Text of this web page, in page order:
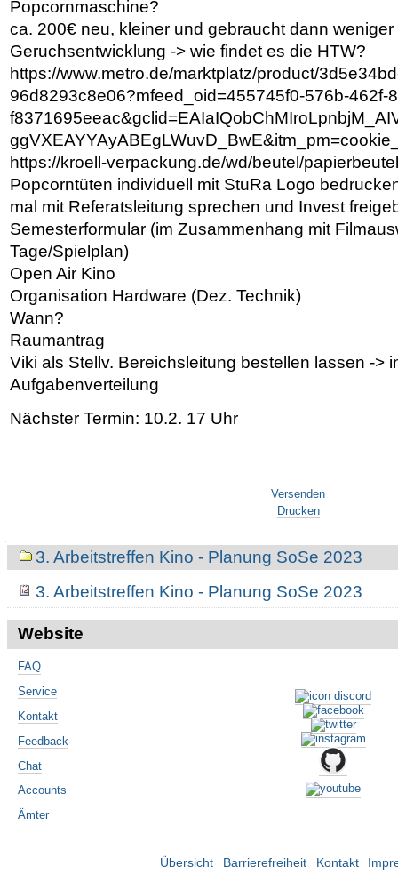
Popcornmaschine?
ca. 200€ neu, kleiner und gebraucht dann weniger
Geruchsentwicklung -> wie findet es die HTW?
https://www.metro.de/marktplatz/product/
96d8293c8e06?mfeed_oid=455745f0-576b-462f-
https://kroell-verpackung.de/wd/beutel/
Popcorntüten individuell mit StuRa Logo
mal mit Referatsleitung sprechen und Invest
Semesterformular (im Zusammenhang mit
Tage/Spielplan)
Open Air Kino
Organisation Hardware (Dez. Technik)
Wann?
Raumantrag
Viki als Stellv. Bereichsleitung bestellen lassen ->
Aufgabenverteilung
Nächster Termin: 10.2. 17 Uhr
Versenden
Drucken
Navigation3. Arbeitstreffen Kino - Planung SoSe 2023
3. Arbeitstreffen Kino - Planung SoSe 2023
Website
FAQ
Service
Kontakt
Feedback
Chat
Accounts
Ämter
Übersicht Barrierefreiheit Kontakt